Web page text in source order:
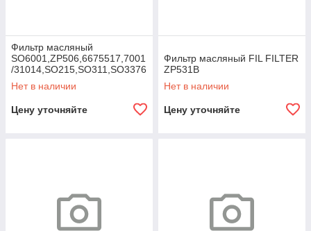
Фильтр масляный
SO6001,ZP506,6675517,7001
/31014,SO215,SO311,SO3376
,SO11041,SO689,SO7108,SO
51085,P550
Нет в наличии
Цену уточняйте
Фильтр масляный FIL FILTER
ZP531B
Нет в наличии
Цену уточняйте